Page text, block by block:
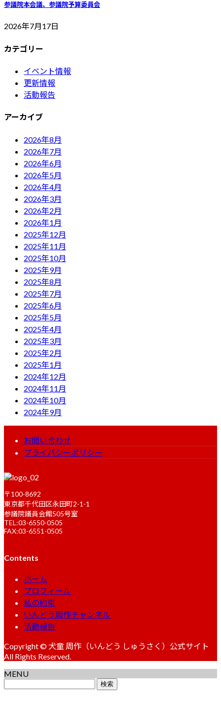
参議院本会議、参議院予算委員会
2026年7月17日
カテゴリー
イベント情報
更新情報
活動報告
アーカイブ
2026年8月
2026年7月
2026年6月
2026年5月
2026年4月
2026年3月
2026年2月
2026年1月
2025年12月
2025年11月
2025年10月
2025年9月
2025年8月
2025年7月
2025年6月
2025年5月
2025年4月
2025年3月
2025年2月
2025年1月
2024年12月
2024年11月
2024年10月
2024年9月
お問い合わせ
プライバシーポリシー
〒100-8692
東京都千代田区永田町2-1-1
参議院議員会館505号室
TEL:03-6550-0505
FAX:03-6551-0505
Contents
ホーム
プロフィール
私の約束
いんどう周作チャンネル
活動報告
Copyright © 犬童 周作（いんどう しゅうさく）公式サイト
All Rights Reserved.
MENU